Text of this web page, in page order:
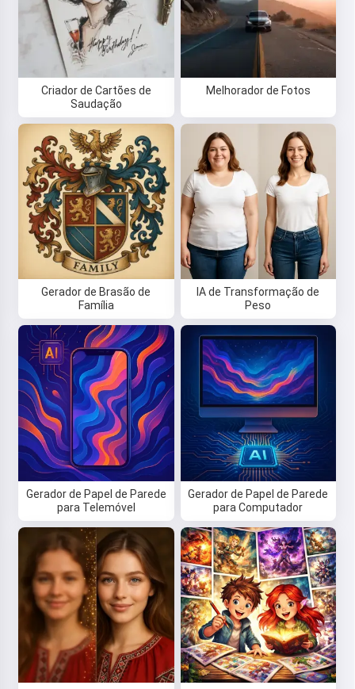
Criador de Cartões de
Saudação
Melhorador de Fotos
Gerador de Brasão de
Família
IA de Transformação de
Peso
Gerador de Papel de Parede
para Telemóvel
Gerador de Papel de Parede
para Computador